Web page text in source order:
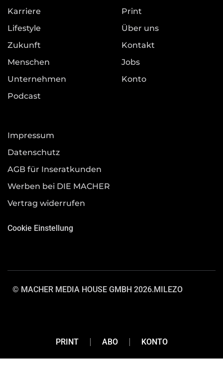
Karriere
Lifestyle
Zukunft
Menschen
Unternehmen
Podcast
Print
Über uns
Kontakt
Jobs
Konto
Impressum
Datenschutz
AGB für Inseratkunden
Werben bei DIE MACHER
Vertrag widerrufen
Cookie Einstellung
© MACHER MEDIA HOUSE GMBH 2026.MILEZO
PRINT ABO KONTO